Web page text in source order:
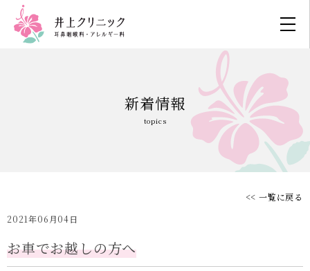
新着情報
topics
<< 一覧に戻る
2021年06月04日
お車でお越しの方へ